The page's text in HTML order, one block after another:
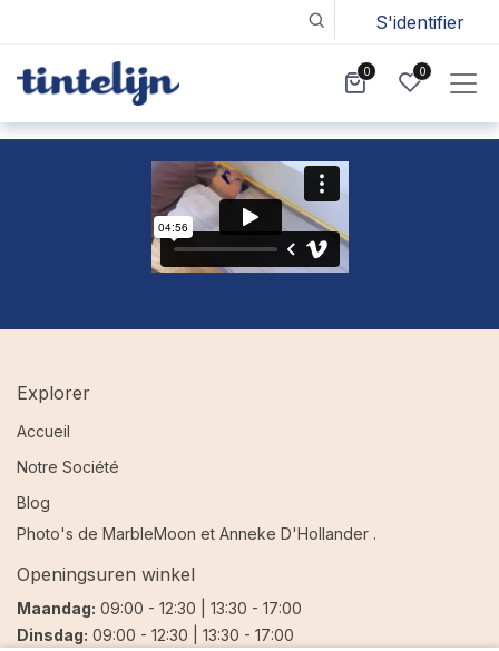
S'identifier
0 0
Explorer
Accueil
Notre Société
Blog
Photo's de MarbleMoon et Anneke D'Hollander .
Openingsuren winkel
Maandag: 09:00 - 12:30 | 13:30 - 17:00
Dinsdag: 09:00 - 12:30 | 13:30 - 17:00